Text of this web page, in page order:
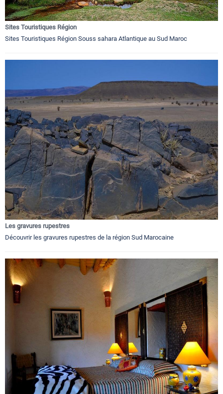
Sites Touristiques Région
Sites Touristiques Région Souss sahara Atlantique au Sud Maroc
Les gravures rupestres
Découvrir les gravures rupestres de la région Sud Marocaine